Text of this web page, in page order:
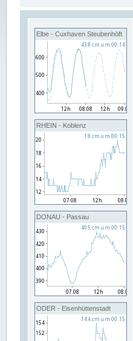
Elbe - Cuxhaven Steubenhöft
RHEIN - Koblenz
DONAU - Passau
ODER - Eisenhüttenstadt